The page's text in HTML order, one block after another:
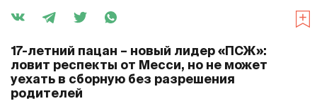
17-летний пацан – новый лидер «ПСЖ»:
ловит респекты от Месси, но не может
уехать в сборную без разрешения
родителей